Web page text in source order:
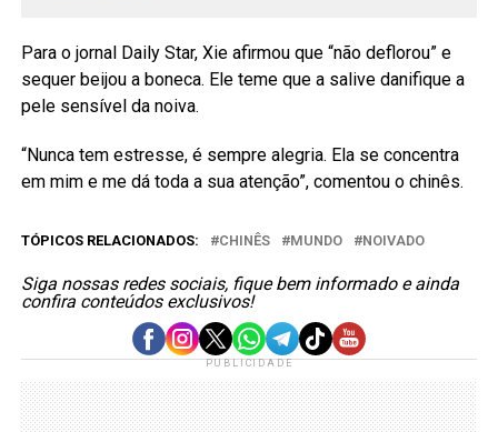
Para o jornal Daily Star, Xie afirmou que “não deflorou” e
sequer beijou a boneca. Ele teme que a salive danifique a
pele sensível da noiva.
“Nunca tem estresse, é sempre alegria. Ela se concentra
em mim e me dá toda a sua atenção”, comentou o chinês.
TÓPICOS RELACIONADOS: CHINÊS MUNDO NOIVADO
Siga nossas redes sociais, fique bem informado e ainda
confira conteúdos exclusivos!
PUBLICIDADE